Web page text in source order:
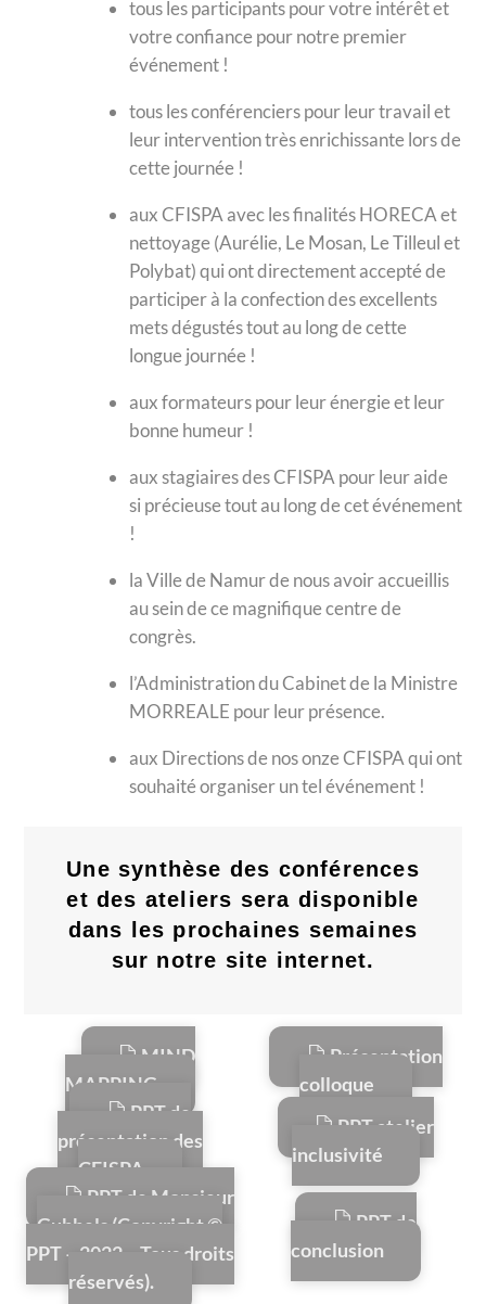
tous les participants pour votre intérêt et
votre confiance pour notre premier
événement !
tous les conférenciers pour leur travail et
leur intervention très enrichissante lors de
cette journée !
aux CFISPA avec les finalités HORECA et
nettoyage (Aurélie, Le Mosan, Le Tilleul et
Polybat) qui ont directement accepté de
participer à la confection des excellents
mets dégustés tout au long de cette
longue journée !
aux formateurs pour leur énergie et leur
bonne humeur !
aux stagiaires des CFISPA pour leur aide
si précieuse tout au long de cet événement
!
la Ville de Namur de nous avoir accueillis
au sein de ce magnifique centre de
congrès.
l’Administration du Cabinet de la Ministre
MORREALE pour leur présence.
aux Directions de nos onze CFISPA qui ont
souhaité organiser un tel événement !
Une synthèse des conférences
et des ateliers sera disponible
dans les prochaines semaines
sur notre site internet.
MIND
MAPPING
Présentation
colloque
PPT de
présentation des
CFISPA
PPT atelier
inclusivité
PPT de Monsieur
Gubbels (Copyright ©
PPT – 2022 – Tous droits
réservés).
PPT de
conclusion